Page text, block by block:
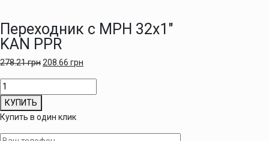
Переходник с МРН 32х1″
KAN PPR
278.21грн208.66 грн
Количество
товара
Переходник
с
МРН
КУПИТЬ
Купить в один клик